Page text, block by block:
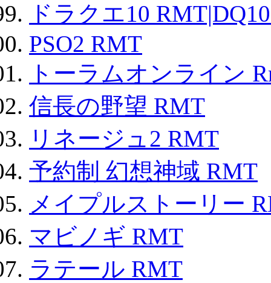
ドラクエ10
PSO2 RMT
トーラムオンライン
信長の野望 RMT
リネージュ2 RMT
予約制 幻想神域 RMT
メイプルストーリー
マビノギ RMT
ラテール RMT